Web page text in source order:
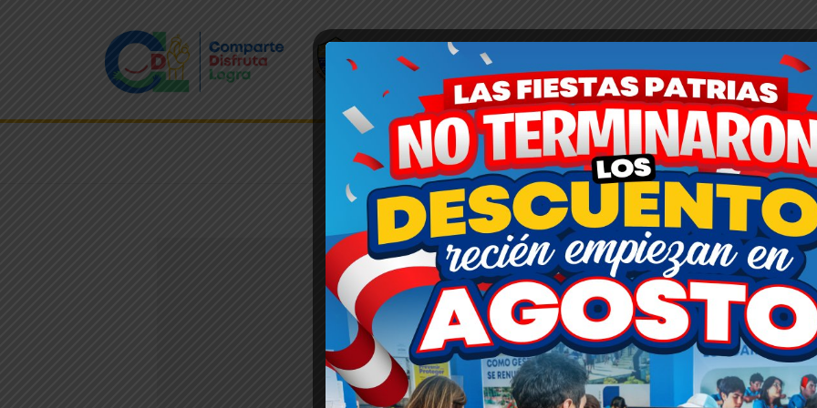
INICIO DISTRITO